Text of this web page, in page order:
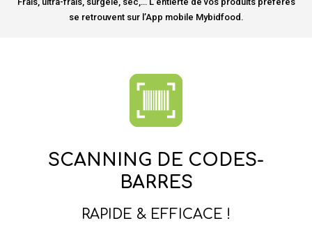
se retrouvent sur l’App mobile Mybidfood.
SCANNING DE CODES-
BARRES
RAPIDE & EFFICACE !